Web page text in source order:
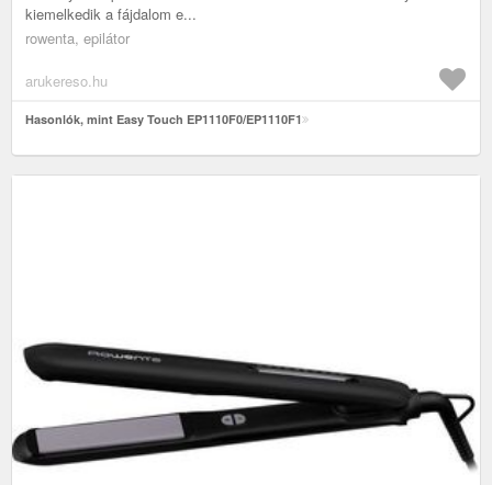
kiemelkedik a fájdalom e...
rowenta, epilátor
arukereso.hu
Hasonlók, mint Easy Touch EP1110F0/EP1110F1